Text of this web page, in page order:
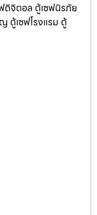
ดิจิตอล ตู้เซฟนิรภัย
ตู้เซฟโรงแรม ตู้